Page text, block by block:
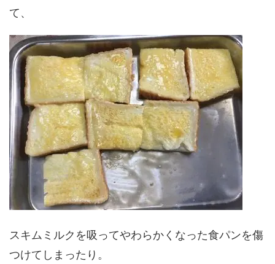
て、
スキムミルクを吸ってやわらかくなった食パンを傷
つけてしまったり。